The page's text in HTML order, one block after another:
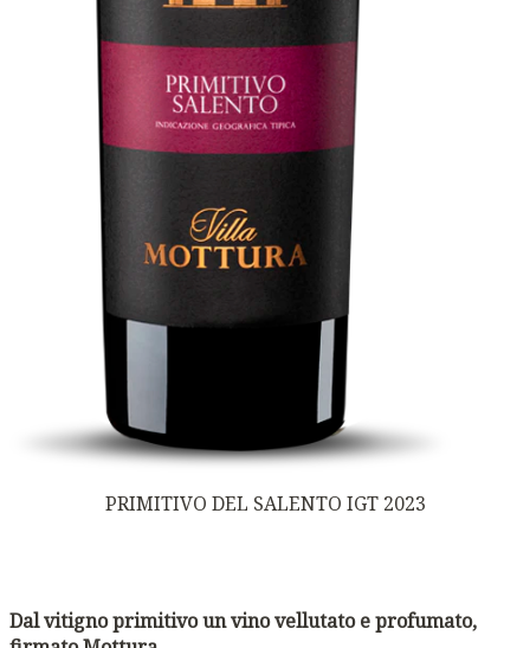
PRIMITIVO DEL SALENTO IGT 2023
Dal vitigno primitivo un vino vellutato e profumato,